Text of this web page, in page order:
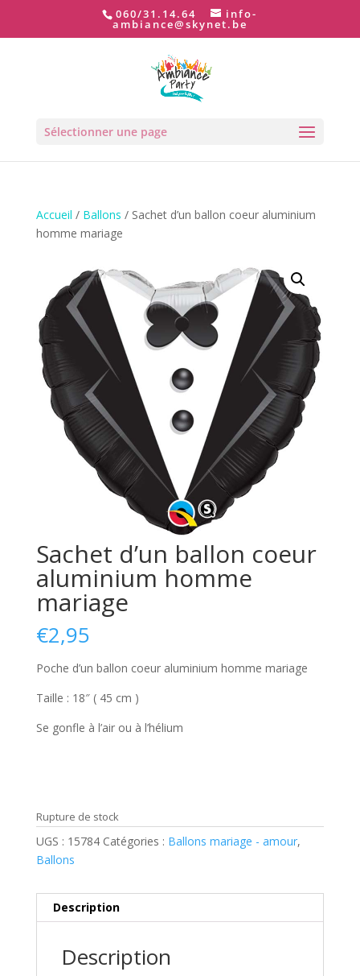
060/31.14.64 info-
ambiance@skynet.be
Sélectionner une page
Accueil / Ballons / Sachet d’un ballon coeur aluminium
homme mariage
Sachet d’un ballon coeur
aluminium homme
mariage
€2,95
Poche d’un ballon coeur aluminium homme mariage
Taille : 18″ ( 45 cm )
Se gonfle à l’air ou à l’hélium
Rupture de stock
UGS : 15784 Catégories : Ballons mariage - amour,
Ballons
Description
Description